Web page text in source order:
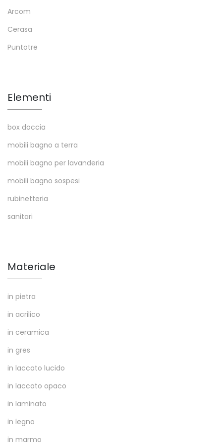
Arcom
Cerasa
Puntotre
Elementi
box doccia
mobili bagno a terra
mobili bagno per lavanderia
mobili bagno sospesi
rubinetteria
sanitari
Materiale
in pietra
in acrilico
in ceramica
in gres
in laccato lucido
in laccato opaco
in laminato
in legno
in marmo